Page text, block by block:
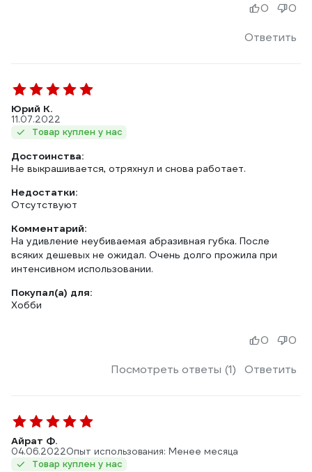
Ответить
0 0
Юрий К.
11.07.2022
Товар куплен у нас
Достоинства:
Не выкрашивается, отряхнул и снова работает.
Недостатки:
Отсутствуют
Комментарий:
На удивление неубиваемая абразивная губка. После
всяких дешевых не ожидал. Очень долго прожила при
интенсивном использовании.
Покупал(а) для:
Хобби
Посмотреть ответы (1) Ответить
0 0
Айрат Ф.
04.06.2022Опыт использования: Менее месяца
Товар куплен у нас